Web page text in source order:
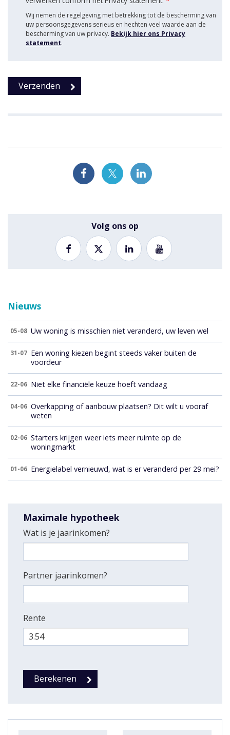
Wij nemen de regelgeving met betrekking tot de bescherming van
uw persoonsgegevens serieus en hechten veel waarde aan de
bescherming van uw privacy. Bekijk hier ons Privacy
statement.
Volg ons op
Nieuws
05-08 Uw woning is misschien niet veranderd, uw leven wel
31-07 Een woning kiezen begint steeds vaker buiten de
voordeur
22-06 Niet elke financiële keuze hoeft vandaag
04-06 Overkapping of aanbouw plaatsen? Dit wilt u vooraf
weten
02-06 Starters krijgen weer iets meer ruimte op de
woningmarkt
01-06 Energielabel vernieuwd, wat is er veranderd per 29 mei?
Maximale hypotheek
Wat is je jaarinkomen?
Partner jaarinkomen?
Rente